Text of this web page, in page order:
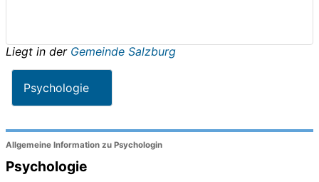
Liegt in der Gemeinde Salzburg
Psychologie
Allgemeine Information zu Psychologin
Psychologie